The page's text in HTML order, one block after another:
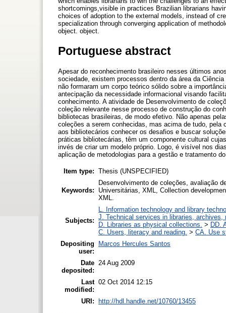
shortcomings,visible in practices Brazilian librarians
choices of adoption to the external models, instead of
specialization through converging application of
object. object.
Portuguese abstract
Apesar do reconhecimento brasileiro nesses últimos
sociedade, existem processos dentro da área da
não formaram um corpo teórico sólido sobre a
antecipação da necessidade informacional visando
conhecimento. A atividade de Desenvolvimento de
coleção relevante nesse processo de construção do
bibliotecas brasileiras, de modo efetivo. Não apenas
coleções a serem conhecidas, mas acima de tudo,
aos bibliotecários conhecer os desafios e buscar
práticas bibliotecárias, têm um componente cultural
invés de criar um modelo próprio. Logo, é visível nos
aplicação de metodologias para a gestão e tratamento
Item type: Thesis (UNSPECIFIED)
Keywords:
Desenvolvimento de coleções, avaliação
Universitárias, XML, Collection
XML.
Subjects:
L. Information technology and library
J. Technical services in libraries, archives,
D. Libraries as physical collections. > DD.
C. Users, literacy and reading. > CA. Use
Depositing
user:
Marcos Hercules Santos
Date
deposited:
24 Aug 2009
Last
modified:
02 Oct 2014 12:15
URI: http://hdl.handle.net/10760/13455